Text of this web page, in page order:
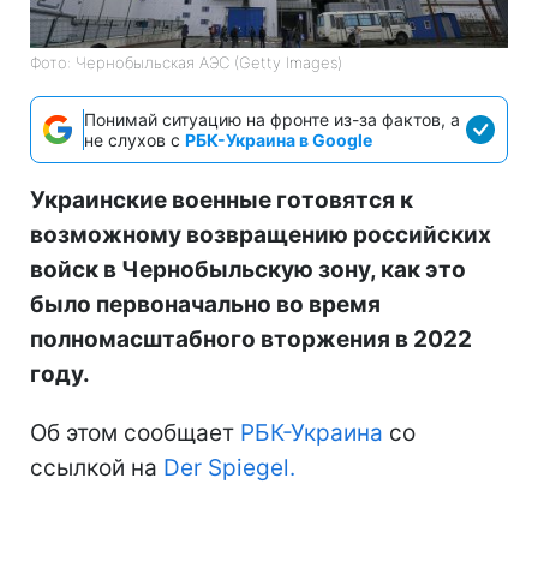
Фото: Чернобыльская АЭС (Getty Images)
Понимай ситуацию на фронте из-за фактов, а
не слухов с РБК-Украина в Google
Украинские военные готовятся к
возможному возвращению российских
войск в Чернобыльскую зону, как это
было первоначально во время
полномасштабного вторжения в 2022
году.
Об этом сообщает РБК-Украина со
ссылкой на Der Spiegel.